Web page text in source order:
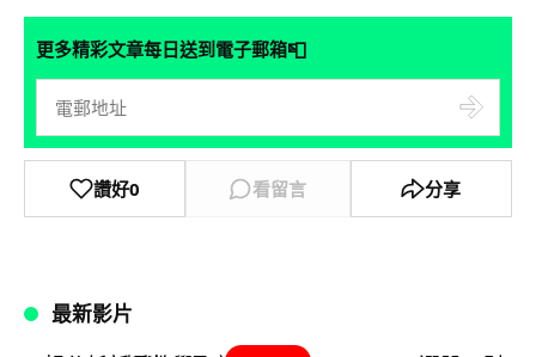
更多精彩文章每日送到電子郵箱📮
讚好0 看留言 分享
最新影片